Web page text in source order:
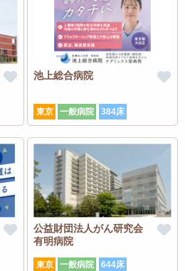
池上総合病院
東京 一般病院 384床
公益財団法人がん研究会
有明病院
東京 一般病院 644床